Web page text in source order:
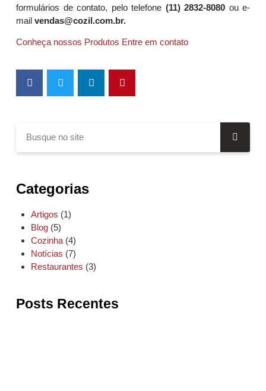
formulários de contato, pelo telefone (11) 2832-8080 ou e-
mail vendas@cozil.com.br.
Conheça nossos Produtos Entre em contato
Categorias
Artigos (1)
Blog (5)
Cozinha (4)
Notícias (7)
Restaurantes (3)
Posts Recentes